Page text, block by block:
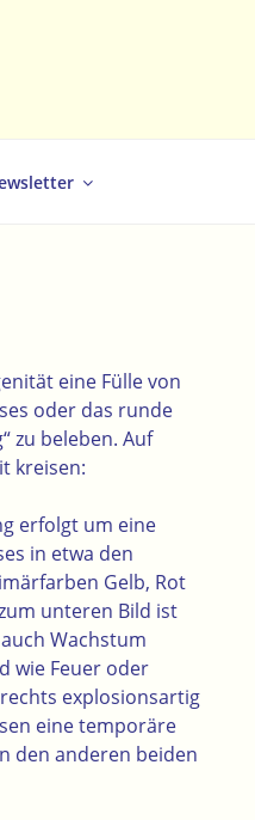
eine Fülle von
oder das runde
zu beleben. Auf
kreisen:
erfolgt um eine
in etwa den
Gelb, Rot
unteren Bild ist
Wachstum
wie Feuer oder
explosionsartig
eine temporäre
den anderen beiden